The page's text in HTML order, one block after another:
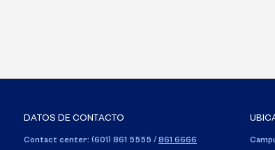
DATOS DE CONTACTO
Contact center: (601) 861 5555 / 861 6666